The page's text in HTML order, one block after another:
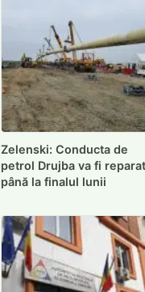
Zelenski: Conducta de
petrol Drujba va fi
până la finalul lunii